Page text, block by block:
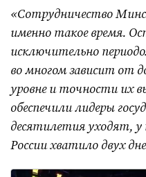
«Сотрудничество
именно такое время.
исключительно
во многом зависит от
уровне и точности их
обеспечили лидеры
десятилетия уходят, у
России хватило двух